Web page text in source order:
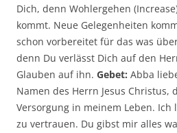
Dich, denn Wohlergehen
kommt. Neue Gelegenheiten
schon vorbereitet für das was
denn Du verlässt Dich auf den
Glauben auf ihn. Gebet: Abba
Namen des Herrn Jesus Christus,
Versorgung in meinem Leben.
zu vertrauen. Du gibst mir alles